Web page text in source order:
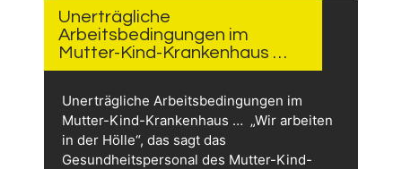
2026
Unerträgliche
Arbeitsbedingungen im
Mutter-Kind-Krankenhaus …
Unerträgliche Arbeitsbedingungen im
Mutter-Kind-Krankenhaus … „Wir arbeiten
in der Hölle“, das sagt das
Gesundheitspersonal des Mutter-Kind-